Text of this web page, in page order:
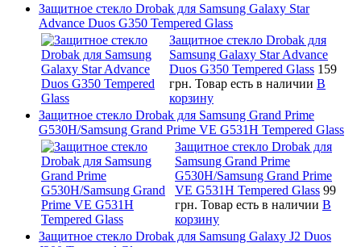
Защитное стекло Drobak для Samsung Galaxy Star
Advance Duos G350 Tempered Glass
Защитное стекло Drobak для
Samsung Galaxy Star Advance
Duos G350 Tempered Glass 159
грн. Товар есть в наличии В
корзину
Защитное стекло Drobak для Samsung Grand Prime
G530H/Samsung Grand Prime VE G531H Tempered Glass
Защитное стекло Drobak для
Samsung Grand Prime
G530H/Samsung Grand Prime
VE G531H Tempered Glass 99
грн. Товар есть в наличии В
корзину
Защитное стекло Drobak для Samsung Galaxy J2 Duos